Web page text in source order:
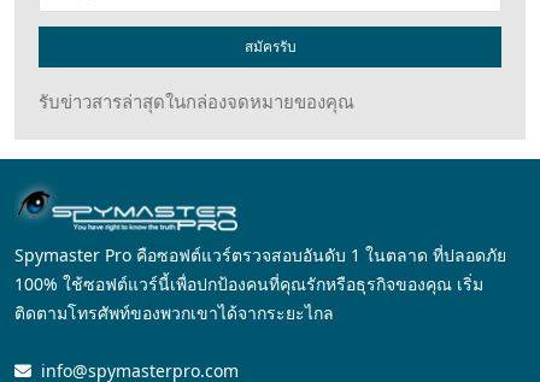
สมัครรับ
รับข่าวสารล่าสุดในกล่องจดหมายของคุณ
Spymaster Pro คือซอฟต์แวร์ตรวจสอบอันดับ 1 ในตลาด ที่ปลอดภัย
100% ใช้ซอฟต์แวร์นี้เพื่อปกป้องคนที่คุณรักหรือธุรกิจของคุณ เริ่ม
ติดตามโทรศัพท์ของพวกเขาได้จากระยะไกล
info@spymasterpro.com